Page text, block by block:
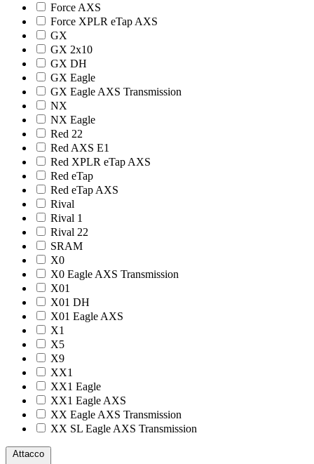
Force AXS
Force XPLR eTap AXS
GX
GX 2x10
GX DH
GX Eagle
GX Eagle AXS Transmission
NX
NX Eagle
Red 22
Red AXS E1
Red XPLR eTap AXS
Red eTap
Red eTap AXS
Rival
Rival 1
Rival 22
SRAM
X0
X0 Eagle AXS Transmission
X01
X01 DH
X01 Eagle AXS
X1
X5
X9
XX1
XX1 Eagle
XX1 Eagle AXS
XX Eagle AXS Transmission
XX SL Eagle AXS Transmission
Attacco